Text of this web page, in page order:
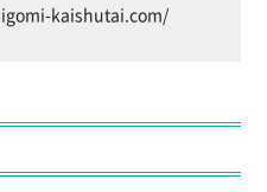
kaishutai.com/